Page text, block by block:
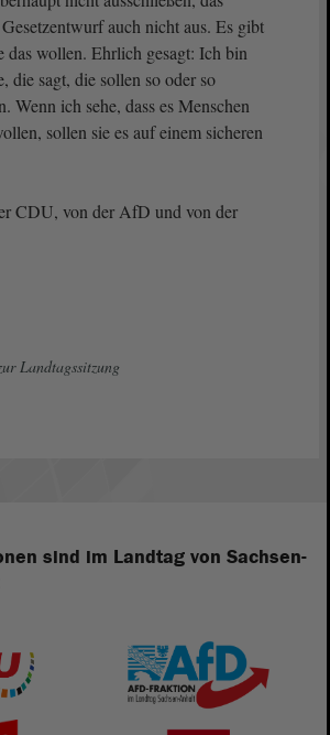
auch nicht aus. Es gibt
das wollen. Ehrlich gesagt: Ich bin
die sagt, die sollen so oder so
Wenn ich sehe, dass es Menschen
sollen sie es auf einem sicheren
CDU, von der AfD und von der
Landtagssitzung
sind im Landtag von Sachsen-